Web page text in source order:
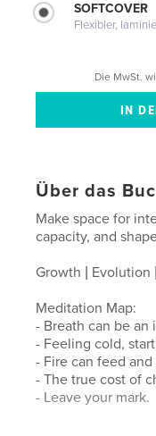
SOFTCOVER
Flexibler,
Die MwSt.
Über das
Make space for
capacity, and
Growth | Evolution
Meditation Map:
- Breath can be an
- Feeling cold,
- Fire can feed and
- The true cost of
- Leave your mark.